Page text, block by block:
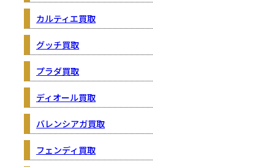
カルティエ買取
グッチ買取
プラダ買取
ディオール買取
バレンシアガ買取
フェンディ買取